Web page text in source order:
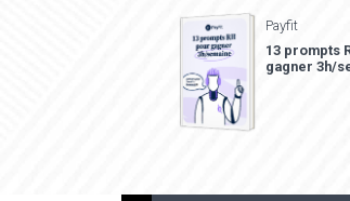
Payfit
13 prompts
gagner 3h/